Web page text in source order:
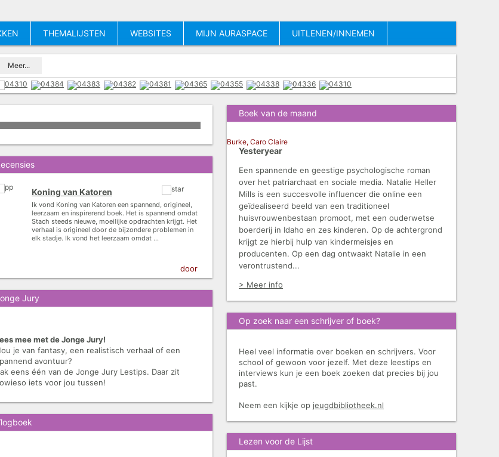
THEMALIJSTEN WEBSITES MIJN AURASPACE UITLENEN/INNEMEN
Meer...
door
Koning van Katoren
Ik vond Koning van Katoren een spannend, origineel,
leerzaam en inspirerend boek. Het is spannend omdat
Stach steeds nieuwe, moeilijke opdrachten krijgt. Het
verhaal is origineel door de bijzondere problemen in
elk stadje. Ik vond het leerzaam omdat ...
Jury
mee met de Jonge Jury!
je van fantasy, een realistisch verhaal of een
avontuur?
eens één van de Jonge Jury Lestips. Daar zit
iets voor jou tussen!
Boek van de maand
Burke, Caro Claire
Yesteryear
Een spannende en geestige psychologische roman
over het patriarchaat en sociale media. Natalie Heller
Mills is een succesvolle influencer die online een
geïdealiseerd beeld van een traditioneel
huisvrouwenbestaan promoot, met een ouderwetse
boerderij in Idaho en zes kinderen. Op de achtergrond
krijgt ze hierbij hulp van kindermeisjes en
producenten. Op een dag ontwaakt Natalie in een
verontrustend...
> Meer info
Op zoek naar een schrijver of boek?
Heel veel informatie over boeken en schrijvers. Voor
school of gewoon voor jezelf. Met deze leestips en
interviews kun je een boek zoeken dat precies bij jou
past.
Neem een kijkje op jeugdbibliotheek.nl
Lezen voor de Lijst